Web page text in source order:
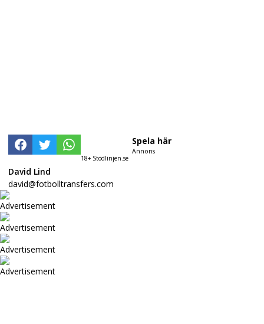
18+ Stödlinjen.se
Spela här
Annons
David Lind
david@fotbolltransfers.com